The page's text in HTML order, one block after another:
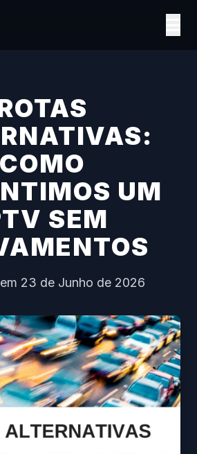
COMO
UM
SEM
23 de Junho de 2026